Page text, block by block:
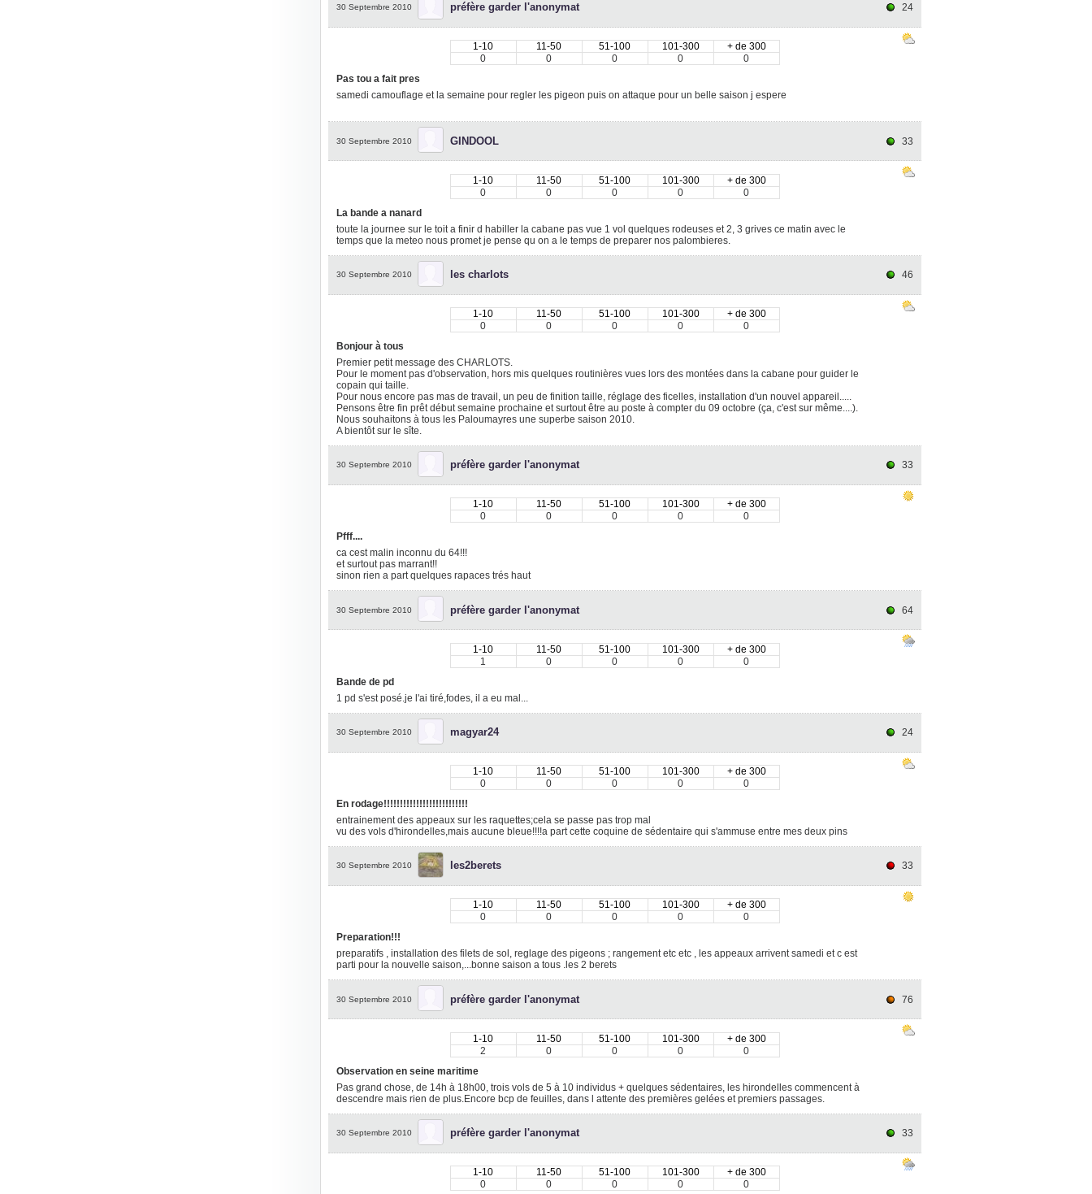
30 Septembre 2010 préfère garder l'anonymat 24
1-10 11-50 51-100 101-300
+ de 300
0
0 0 0
0
Pas tou a fait pres
samedi camouflage et la semaine pour regler les pigeon puis on attaque pour un belle saison j espere
30 Septembre 2010 GINDOOL 33
1-10 11-50 51-100 101-300
+ de 300
0
0 0 0
0
La bande a nanard
toute la journee sur le toit a finir d habiller la cabane pas vue 1 vol quelques rodeuses et 2, 3 grives ce matin avec le
temps que la meteo nous promet je pense qu on a le temps de preparer nos palombieres.
30 Septembre 2010 les charlots 46
1-10 11-50 51-100 101-300
+ de 300
0
0 0 0
0
Bonjour à tous
Premier petit message des CHARLOTS.
Pour le moment pas d'observation, hors mis quelques routinières vues lors des montées dans la cabane pour guider le
copain qui taille.
Pour nous encore pas mas de travail, un peu de finition taille, réglage des ficelles, installation d'un nouvel appareil.....
Pensons être fin prêt début semaine prochaine et surtout être au poste à compter du 09 octobre (ça, c'est sur même....).
Nous souhaitons à tous les Paloumayres une superbe saison 2010.
A bientôt sur le sîte.
30 Septembre 2010 préfère garder l'anonymat 33
1-10 11-50 51-100 101-300
+ de 300
0
0 0 0
0
Pfff....
ca cest malin inconnu du 64!!!
et surtout pas marrant!!
sinon rien a part quelques rapaces trés haut
30 Septembre 2010 préfère garder l'anonymat 64
1-10 11-50 51-100 101-300
+ de 300
1
0 0 0
0
Bande de pd
1 pd s'est posé.je l'ai tiré,fodes, il a eu mal...
30 Septembre 2010 magyar24 24
1-10 11-50 51-100 101-300
+ de 300
0
0 0 0
0
En rodage!!!!!!!!!!!!!!!!!!!!!!!!!!
entrainement des appeaux sur les raquettes;cela se passe pas trop mal
vu des vols d'hirondelles,mais aucune bleue!!!!a part cette coquine de sédentaire qui s'ammuse entre mes deux pins
30 Septembre 2010 les2berets 33
1-10 11-50 51-100 101-300
+ de 300
0
0 0 0
0
Preparation!!!
preparatifs , installation des filets de sol, reglage des pigeons ; rangement etc etc , les appeaux arrivent samedi et c est
parti pour la nouvelle saison,...bonne saison a tous .les 2 berets
30 Septembre 2010 préfère garder l'anonymat 76
1-10 11-50 51-100 101-300
+ de 300
2
0 0 0
0
Observation en seine maritime
Pas grand chose, de 14h à 18h00, trois vols de 5 à 10 individus + quelques sédentaires, les hirondelles commencent à
descendre mais rien de plus.Encore bcp de feuilles, dans l attente des premières gelées et premiers passages.
30 Septembre 2010 préfère garder l'anonymat 33
1-10 11-50 51-100 101-300
+ de 300
0
0 0 0 0